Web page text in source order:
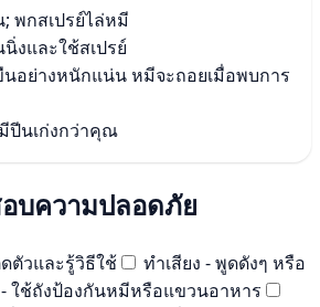
พกสเปรย์ไล่หมี
งและใช้สเปรย์
อย่างหนักแน่น หมีจะถอยเมื่อพบการ
ปีนเก่งกว่าคุณ
บความปลอดภัย
ตัวและรู้วิธีใช้
ทำเสียง - พูดดังๆ หรือ
- ใช้ถังป้องกันหมีหรือแขวนอาหาร